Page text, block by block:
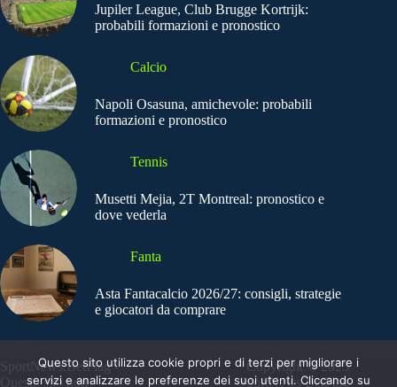
Jupiler League, Club Brugge Kortrijk:
probabili formazioni e pronostico
Calcio
Napoli Osasuna, amichevole: probabili
formazioni e pronostico
Tennis
Musetti Mejia, 2T Montreal: pronostico e
dove vederla
Fanta
Asta Fantacalcio 2026/27: consigli, strategie
e giocatori da comprare
SportNews.BetFlag -
Questo sito non
Copyright © 2025
SportNews BetFlag
Questo sito utilizza cookie propri e di terzi per migliorare i
servizi e analizzare le preferenze dei suoi utenti. Cliccando su